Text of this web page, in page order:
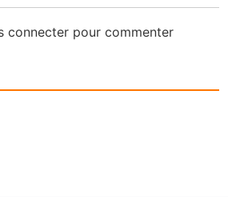
connecter pour commenter